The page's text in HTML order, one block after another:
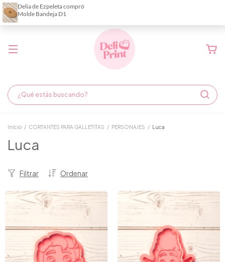
Demora de fabricación hasta 6 días hábiles
Inicio / CORTANTES PARA GALLETITAS / PERSONAJES / Luca
Luca
Ordenar
Filtrar